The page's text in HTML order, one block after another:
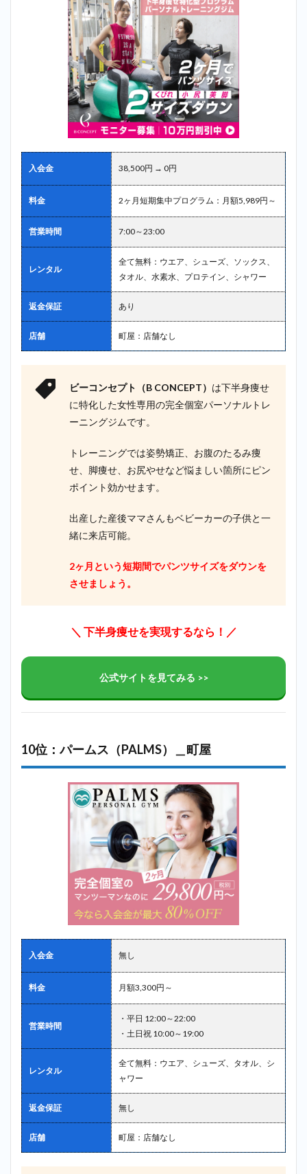
入会金 38,500円 → 0円
料金 2ヶ月短期集中プログラム：月額5,989円～
営業時間 7:00～23:00
レンタル
全て無料：ウエア、シューズ、ソックス、
タオル、水素水、プロテイン、シャワー
返金保証 あり
店舗 町屋：店舗なし
ビーコンセプト（B CONCEPT） は下半身痩せ
に特化した女性専用の完全個室パーソナルトレ
ーニングジムです。
トレーニングでは姿勢矯正、お腹のたるみ痩
せ、脚痩せ、お尻やせなど悩ましい箇所にピン
ポイント効かせます。
出産した産後ママさんもベビーカーの子供と一
緒に来店可能。
2ヶ月という短期間でパンツサイズをダウンを
させましょう。
＼ 下半身痩せを実現するなら！／
公式サイトを見てみる >>
10位：パームス（PALMS）＿町屋
入会金 無し
料金 月額3,300円～
営業時間
・平日 12:00～22:00
・土日祝 10:00～19:00
レンタル
全て無料：ウエア、シューズ、タオル、シ
ャワー
返金保証 無し
店舗 町屋：店舗なし